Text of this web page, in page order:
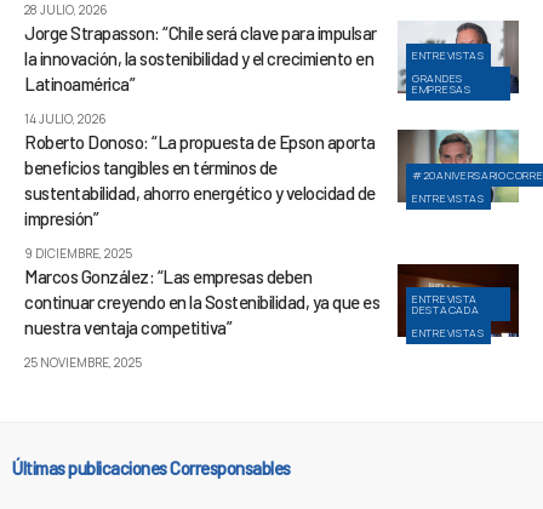
28 JULIO, 2026
ENTREVISTAS
GRANDES
EMPRESAS
Jorge Strapasson: “Chile será clave para impulsar
la innovación, la sostenibilidad y el crecimiento en
Latinoamérica”
14 JULIO, 2026
ENTREVISTAS
Roberto Donoso: “La propuesta de Epson aporta
beneficios tangibles en términos de
sustentabilidad, ahorro energético y velocidad de
impresión”
9 DICIEMBRE, 2025
ENTREVISTA
DESTACADA
ENTREVISTAS
Marcos González: “Las empresas deben
continuar creyendo en la Sostenibilidad, ya que es
nuestra ventaja competitiva”
25 NOVIEMBRE, 2025
Últimas publicaciones Corresponsables